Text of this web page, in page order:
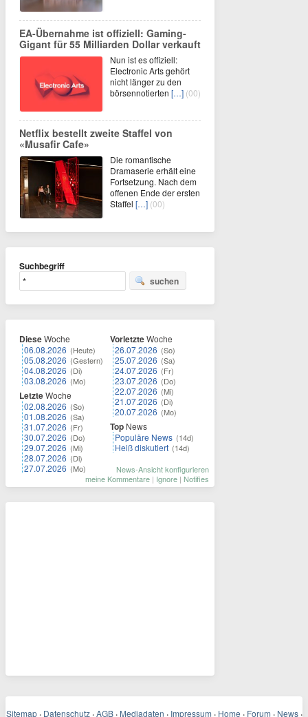
EA-Übernahme ist offiziell: Gaming-
Gigant für 55 Milliarden Dollar verkauft
Nun ist es offiziell:
Electronic Arts gehört
nicht länger zu den
börsennotierten […] (00)
Netflix bestellt zweite Staffel von
«Musafir Cafe»
Die romantische
Dramaserie erhält eine
Fortsetzung. Nach dem
offenen Ende der ersten
Staffel […] (00)
Suchbegriff
suchen
DieseWoche
06.08.2026 (Heute)
05.08.2026 (Gestern)
04.08.2026 (Di)
03.08.2026 (Mo)
LetzteWoche
02.08.2026 (So)
01.08.2026 (Sa)
31.07.2026 (Fr)
30.07.2026 (Do)
29.07.2026 (Mi)
28.07.2026 (Di)
27.07.2026 (Mo)
VorletzteWoche
26.07.2026 (So)
25.07.2026 (Sa)
24.07.2026 (Fr)
23.07.2026 (Do)
22.07.2026 (Mi)
21.07.2026 (Di)
20.07.2026 (Mo)
Top News
Populäre News (14d)
Heiß diskutiert (14d)
News-Ansicht konfigurieren
meine Kommentare | Ignore | Notifies
Sitemap · Datenschutz · AGB · Mediadaten · Impressum · Home · Forum · News ·